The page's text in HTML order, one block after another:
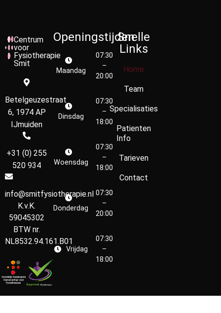
Centrum
voor
Fysiotherapie
Smit
Betelgeuzestraat
6, 1974 AP
IJmuiden
+31 (0) 255
520 934
info@smitfysiotherapie.nl
K.v.K.
59045302
BTW nr.
NL8532.94.161.B01
Openingstijden
Maandag
07:30
–
20:00
Dinsdag
07:30
–
18:00
Woensdag
07:30
–
18:00
Donderdag
07:30
–
20:00
Vrijdag
07:30
–
18:00
Snelle
Links
Home
Team
Specialisaties
Patienten
Info
Tarieven
Contact